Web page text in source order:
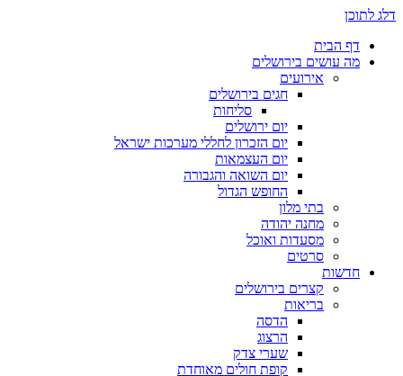
דלג לתוכן
דף הבית
מה עושים בירושלים
אירועים
חגים בירושלים
סליחות
יום ירושלים
יום הזכרון לחללי מערכות ישראל
יום העצמאות
יום השואה והגבורה
החופש הגדול
בתי מלון
מחנה יהודה
מסעדות ואוכל
סרטים
חדשות
קצרים בירושלים
בריאות
הדסה
הרצוג
שערי צדק
קופת חולים מאוחדת